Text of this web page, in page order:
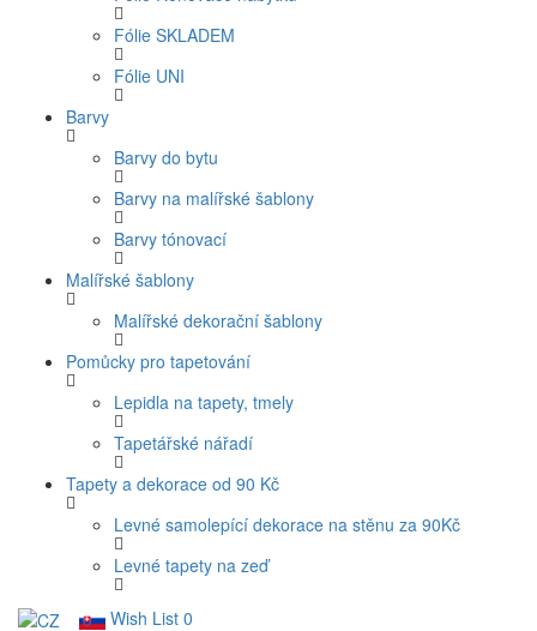
Fólie SKLADEM
Fólie UNI
Barvy
Barvy do bytu
Barvy na malířské šablony
Barvy tónovací
Malířské šablony
Malířské dekorační šablony
Pomůcky pro tapetování
Lepidla na tapety, tmely
Tapetářské nářadí
Tapety a dekorace od 90 Kč
Levné samolepící dekorace na stěnu za 90Kč
Levné tapety na zeď
Wish List 0